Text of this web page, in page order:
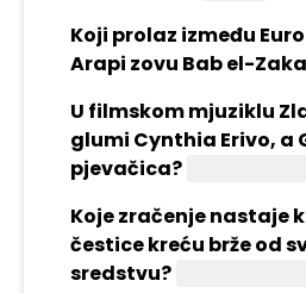
Koji prolaz između
Arapi zovu Bab el-
U filmskom mjuziklu
glumi Cynthia Erivo, a
pjevačica?
Koje zračenje nastaje
čestice kreću brže od
sredstvu?